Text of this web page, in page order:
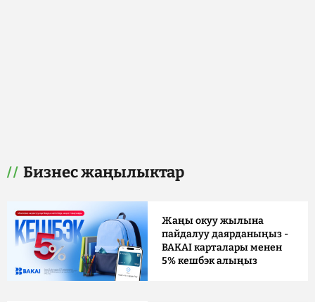
Бизнес жаңылыктар
Жаңы окуу жылына
пайдалуу даярданыңыз -
BAKAI карталары менен
5% кешбэк алыңыз